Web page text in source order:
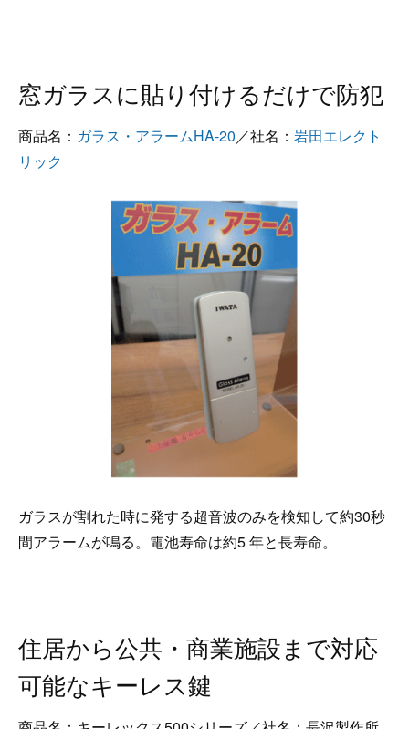
窓ガラスに貼り付けるだけで防犯
商品名： ガラス・アラームHA-20／社名： 岩田エレクト
リック
ガラスが割れた時に発する超音波のみを検知して約30秒
間アラームが鳴る。電池寿命は約5 年と長寿命。
住居から公共・商業施設まで対応
可能なキーレス鍵